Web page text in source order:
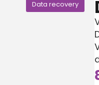
Data recovery